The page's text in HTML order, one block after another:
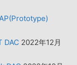
DAC 2022年12月